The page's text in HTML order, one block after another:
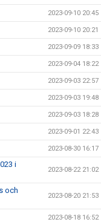
2023-09-10 20:45
2023-09-10 20:21
2023-09-09 18:33
2023-09-04 18:22
2023-09-03 22:57
2023-09-03 19:48
2023-09-03 18:28
2023-09-01 22:43
2023-08-30 16:17
i
2023-08-22 21:02
och
2023-08-20 21:53
2023-08-18 16:52